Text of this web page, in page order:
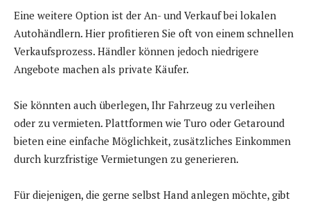
Eine weitere Option ist der An- und Verkauf bei lokalen
Autohändlern. Hier profitieren Sie oft von einem schnellen
Verkaufsprozess. Händler können jedoch niedrigere
Angebote machen als private Käufer.
Sie könnten auch überlegen, Ihr Fahrzeug zu verleihen
oder zu vermieten. Plattformen wie Turo oder Getaround
bieten eine einfache Möglichkeit, zusätzliches Einkommen
durch kurzfristige Vermietungen zu generieren.
Für diejenigen, die gerne selbst Hand anlegen möchte, gibt